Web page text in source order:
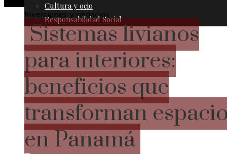
Cultura y ocio
Responsabilidad Social
Inversiones y negocios
Sistemas livianos
para interiores:
beneficios que
transforman
en Panamá